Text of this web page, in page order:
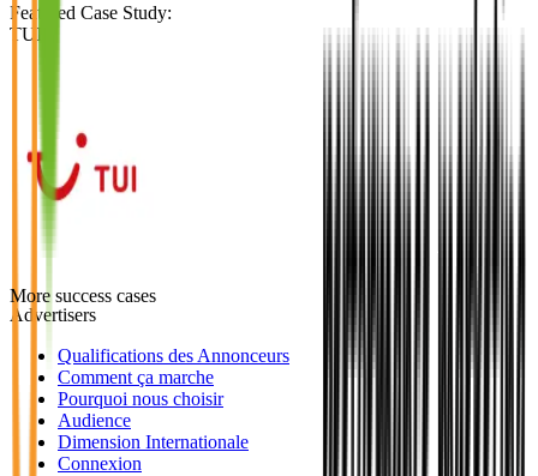
Featured Case Study:
TUI
More success cases
Advertisers
Qualifications des Annonceurs
Comment ça marche
Pourquoi nous choisir
Audience
Dimension Internationale
Connexion